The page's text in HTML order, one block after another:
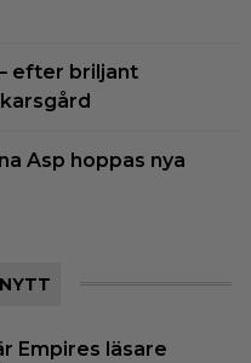
– efter briljant
Asp hoppas nya
Empires läsare